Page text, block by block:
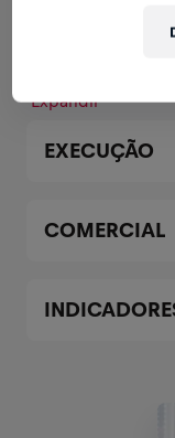
Expandir
EXECUÇÃO
COMERCIAL